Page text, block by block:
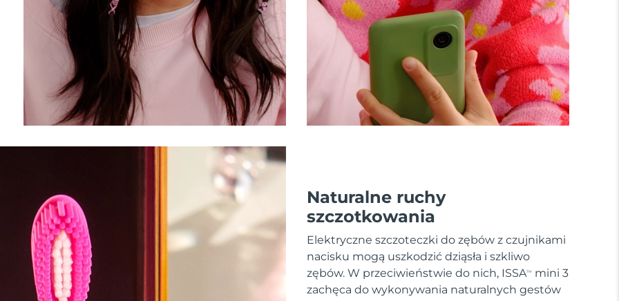
Naturalne ruchy
szczotkowania
Elektryczne szczoteczki do zębów z czujnikami
nacisku mogą uszkodzić dziąsła i szkliwo
zębów. W przeciwieństwie do nich, ISSATM
mini 3
zachęca do wykonywania naturalnych gestów